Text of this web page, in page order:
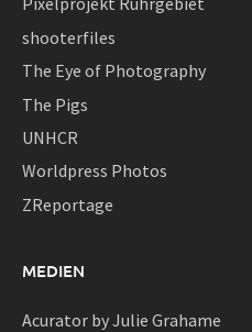
shooterfiles
The Eye of Photography
The Pigs
UNHCR
Worldpress Photos
ZReportage
MEDIEN
Acurator by Julie Grahame